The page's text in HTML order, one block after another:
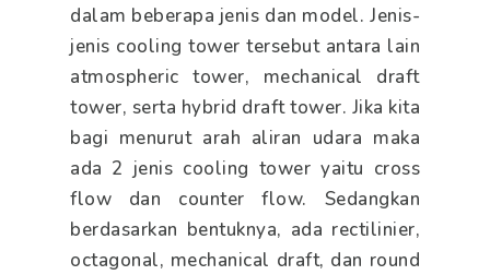
dalam beberapa jenis dan model. Jenis-
jenis cooling tower tersebut antara lain
atmospheric tower, mechanical draft
tower, serta hybrid draft tower. Jika kita
bagi menurut arah aliran udara maka
ada 2 jenis cooling tower yaitu cross
flow dan counter flow. Sedangkan
berdasarkan bentuknya, ada rectilinier,
octagonal, mechanical draft, dan round